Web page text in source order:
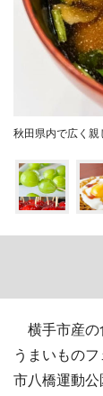
秋田県内で広く親
横手市産の
うまいもの
市八橋運動公